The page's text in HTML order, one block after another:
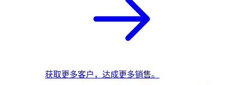
获取更多客户，达成更多销售。